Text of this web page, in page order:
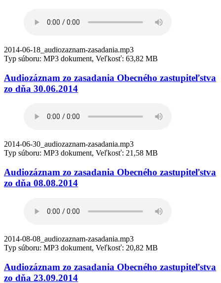
2014-06-18_audiozaznam-zasadania.mp3
Typ súboru: MP3 dokument, Veľkosť: 63,82 MB
Audiozáznam zo zasadania Obecného zastupiteľstva
zo dňa 30.06.2014
2014-06-30_audiozaznam-zasadania.mp3
Typ súboru: MP3 dokument, Veľkosť: 21,58 MB
Audiozáznam zo zasadania Obecného zastupiteľstva
zo dňa 08.08.2014
2014-08-08_audiozaznam-zasadania.mp3
Typ súboru: MP3 dokument, Veľkosť: 20,82 MB
Audiozáznam zo zasadania Obecného zastupiteľstva
zo dňa 23.09.2014